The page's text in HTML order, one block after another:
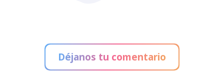
Déjanos tu comentario